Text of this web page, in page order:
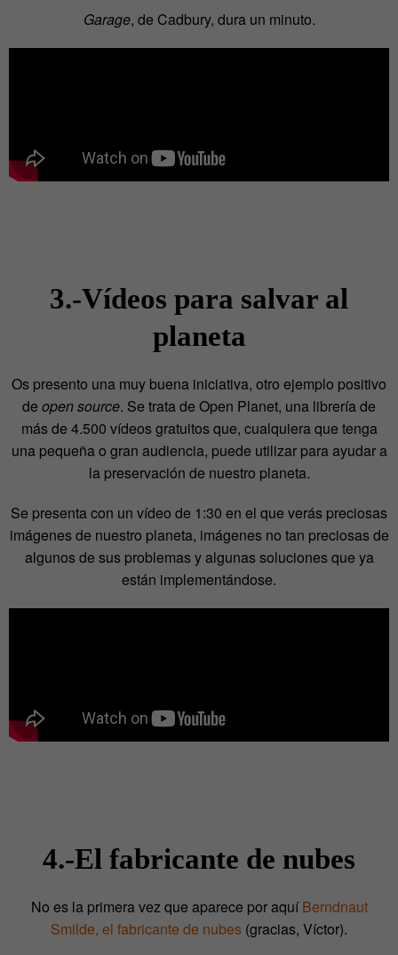
Garage, de Cadbury, dura un minuto.
3.-Vídeos para salvar al
planeta
Os presento una muy buena iniciativa, otro ejemplo positivo
de open source. Se trata de Open Planet, una librería de
más de 4.500 vídeos gratuitos que, cualquiera que tenga
una pequeña o gran audiencia, puede utilizar para ayudar a
la preservación de nuestro planeta.
Se presenta con un vídeo de 1:30 en el que verás preciosas
imágenes de nuestro planeta, imágenes no tan preciosas de
algunos de sus problemas y algunas soluciones que ya
están implementándose.
4.-El fabricante de nubes
No es la primera vez que aparece por aquíBerndnaut
Smilde, el fabricante de nubes (gracias, Víctor).